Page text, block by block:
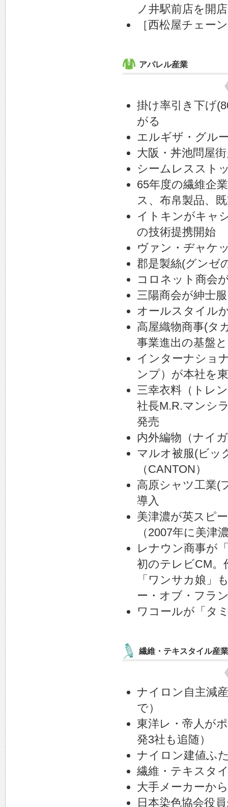
ノ井駅前店を開
［西松屋チェー
アパレル産業
掛け率引き下げ
がる
エルギザ・グル
大阪・丼池問屋
シームレススト
65年度の繊維企
ス、布帛製品、
イトキンがキャ
の技術提携開始
ヴァン・ヂャケ
郡是製絲(グンゼ
コロネット商会
三陽商会が紳士
オールスタイル
高屋織物商事(タ
事業進出の基盤
インターナショ
ンプ）が本社を
三幸衣料（トレ
社長M.R.マンシ
発売
内外編物（ナイ
マルオ被服(ビッ
（CANTON）
高原シャツ工業(
導入
美津濃が英スピ
（2007年に美津
レナウン商事が
初のテレビCM。
「ワンサカ娘」
ー・オブ・フラ
ワコールが「タ
繊維・テキスタイル産業
ナイロン自主減
で）
東洋レ・帝人が
発3社も追随）
ナイロン建値ふ
繊維・テキスタ
大手メーカーか
日本染色協会役